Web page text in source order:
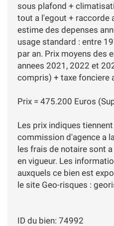
sous plafond +
tout a l'egout + raccorde
estime des depenses
usage standard : entre
par an. Prix moyens des
annees 2021, 2022 et
compris) + taxe fonciere
Prix = 475.200 Euros
Les prix indiques
commission d'agence a
les frais de notaire sont
en vigueur. Les
auxquels ce bien est
le site Geo-risques :
ID du bien: 74992